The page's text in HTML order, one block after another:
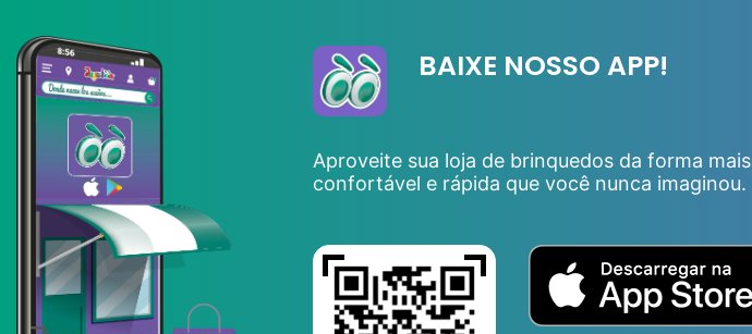
BAIXE NOSSO APP!
Aproveite sua loja de brinquedos da forma mais
confortável e rápida que você nunca imaginou.